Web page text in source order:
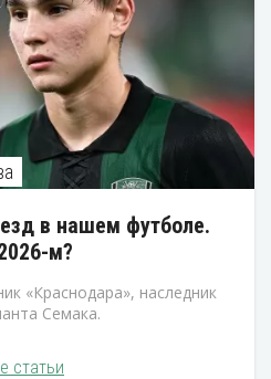
в нашем футболе.
м?
«Краснодара», наследник
Семака.
статьи